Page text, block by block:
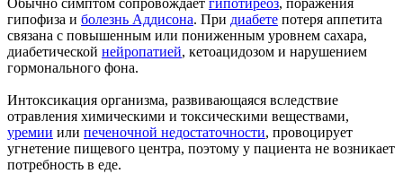
Обычно симптом сопровождает гипотиреоз, поражения
гипофиза и болезнь Аддисона. При диабете потеря аппетита
связана с повышенным или пониженным уровнем сахара,
диабетической нейропатией, кетоацидозом и нарушением
гормонального фона.
Интоксикация организма, развивающаяся вследствие
отравления химическими и токсическими веществами,
уремии или печеночной недостаточности, провоцирует
угнетение пищевого центра, поэтому у пациента не возникает
потребность в еде.